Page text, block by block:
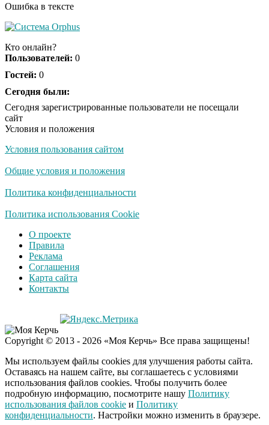
Экс-бойфренд дочери
Забывший о
Плющенко отправляет
Азербайджан
Ошибка в тексте
Кто онлайн?
Пользователей: 0
Гостей: 0
Сегодня были:
Сегодня зарегистрированные пользователи не посещали
сайт
Условия и положения
Условия пользования сайтом
Общие условия и положения
Политика конфиденциальности
Политика использования Cookie
О проекте
Правила
Реклама
Соглашения
Карта сайта
Контакты
Copyright © 2013 - 2026 «Моя Керчь» Все права защищены!
Мы используем файлы cookies для улучшения работы сайта.
Оставаясь на нашем сайте, вы соглашаетесь с условиями
использования файлов cookies. Чтобы получить более
подробную информацию, посмотрите нашу Политику
использования файлов cookie и Политику
конфиденциальности. Настройки можно изменить в браузере.